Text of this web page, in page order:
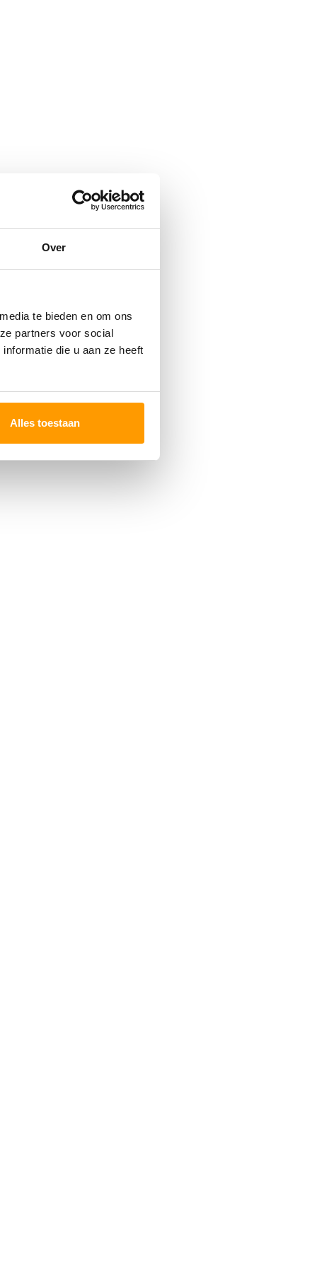
Over
te bieden en om ons
partners voor social
die u aan ze heeft
Alles toestaan